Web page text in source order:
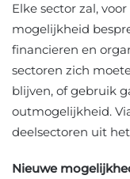
Elke sector zal,
mogelijkheid
financieren en
sectoren zich
blijven, of gebruik
outmogelijkheid.
deelsectoren uit
Nieuwe